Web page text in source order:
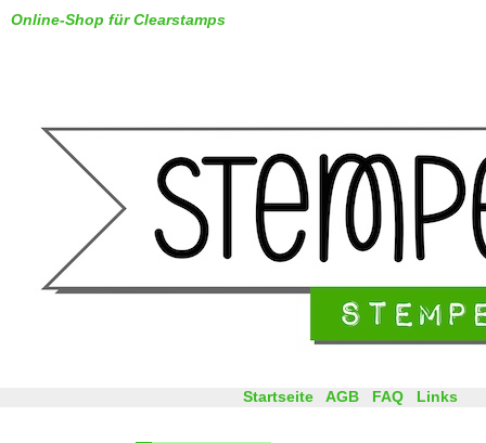
Online-Shop für Clearstamps
Startseite AGB FAQ Links